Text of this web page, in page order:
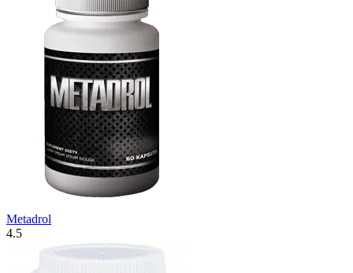
Metadrol
4.5